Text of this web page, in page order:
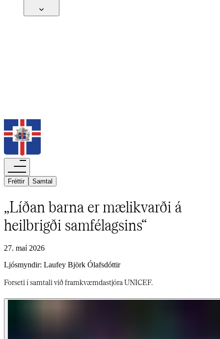
Fréttir​​​​‌ ‍ ​‍​‍‌‍ ‌ ​‍‌‍‍‌‌‍‌ ‌‍‍‌‌‍ ‍​‍​‍​ ‍‍​‍​‍‌ ​ ‌‍​‌‌‍ ‍‌‍‍‌‌ ‌​‌ ‍‌​‍ ‍‌‍‍‌‌‍ ​‍​‍​‍ ​​‍​‍‌‍‍​‌ ​‍‌‍‌‌‌‍‌‍​‍​‍​ ‍‍​‍​‍‌‍‍​‌ ‌​‌ ‌​‌ ​​‌ ​ ​‍ ​‍ ‌‍‌‍‌‍ ‌ ​‍‌ ​ ‌‍‌‌‌ ‌​‌‍‍‌​‍ ‌‌‍‍‌‌ ​ ‌‍ ​‌‍​‌‌‍ ‍‌‍‌​‌ ​ ​‍ ‍‌ ‌‍‌‍‌‌‌ ​‍‌‍​ ‌‍‌‌‌‍ ​​‍ ‍‌‍​‌‌ ​​‌ ​​​‍ ‌ ​ ‌ ‌​‌ ‌‌‌‍‌​‌‍‍‌‌‍ ​‍ ‌‍‍‌‌‍ ‍‌ ‌​‌‍‌‌‌‍ ‍‌ ‌​​‍ ‌‍‌‌‌‍‌​‌‍‍‌‌ ‌​​‍ ‌‍ ‌‌‍ ‌‍‌​‌‍‌‌​ ‌‌ ​​‌ ​‍‌‍‌‌‌ ​ ‌‍‌‌‌‍ ‍‌ ‌​‌‍​‌‌ ‌​‌‍‍‌‌‍ ‌‍ ‍​ ‍ ‌‍‍‌‌‍‌​​ ‌‌‍​‌‌‍‌‍​ ‌‍‌‍‌‌​ ‌‌‌‍​ ​ ​​​ ‌ ​‍ ‌‌‍​ ​ ‌‍‌‍‌‌​ ‍‌​‍ ‌​ ‌​​ ‌‍​ ‍‌​ ​ ​‍ ‌​ ‍‌​ ​ ​ ​​‌‍‌‌​‍ ‌​ ‍‌​ ​‌​ ​​‌‍‌​‌‍‌‌‌‍‌‌​ ‌‍‌‍‌‌​ ​ ‌‍‌‍‌‍​ ​ ‌‍​ ‍ ‌ ‌​‌ ‍‌‌ ​​‌‍‌‌​ ‌‌ ‌​‌‍​‌‌‍‌ ​ ‍ ‌ ​​‌‍​‌‌ ‌​‌‍‍​​ ‌‌ ‌​‌‍‍‌‌ ‌​‌‍ ​‌‍‌‌​ ‌‍​‍‌‍​‌‌ ​ ‌‍‌‌‌‌‌‌‌ ​‍‌‍ ​​ ‌‌‍‍​‌ ‌​‌ ‌​‌ ​​‌ ​ ​‍‌‌​ ​‍‌​‌‍​‍‌‌​ ​‍‌​‌‍‌‍‌‍‌‍ ‌ ​‍‌ ​ ‌‍‌‌‌ ‌​‌‍‍‌​‍ ‌‌‍‍‌‌ ​ ‌‍ ​‌‍​‌‌‍ ‍‌‍‌​‌ ​ ​‍ ‍‌ ‌‍‌‍‌‌‌ ​‍‌‍​ ‌‍‌‌‌‍ ​​‍ ‍‌‍​‌‌ ​​‌ ​​​‍‌‌​ ​‍‌​‌‍‌ ​ ‌ ‌​‌ ‌‌‌‍‌​‌‍‍‌‌‍ ​‍‌‍‌‍‍‌‌‍‌​​ ‌‌‍​‌‌‍‌‍​ ‌‍‌‍‌‌​ ‌‌‌‍​ ​ ​​​ ‌ ​‍ ‌‌‍​ ​ ‌‍‌‍‌‌​ ‍‌​‍ ‌​ ‌​​ ‌‍​ ‍‌​ ​ ​‍ ‌​ ‍‌​ ​ ​ ​​‌‍‌‌​‍ ‌​ ‍‌​ ​‌​ ​​‌‍‌​‌‍‌‌‌‍‌‌​ ‌‍‌‍‌‌​ ​ ‌‍‌‍‌‍​ ​ ‌‍​‍‌‍‌ ‌​‌ ‍‌‌ ​​‌‍‌‌​ ‌‌ ‌​‌‍​‌‌‍‌ ​‍‌‍‌ ​​‌‍​‌‌ ‌​‌‍‍​​ ‌‌ ‌​‌‍‍‌‌ ‌​‌‍ ​‌‍‌‌​‍‌‍‌ ​​‌‍‌‌‌ ​‍‌ ​ ‌ ​​‌‍‌‌‌‍​ ‌ ‌​‌‍‍‌‌ ‌‍‌‍‌‌​ ‌‌ ​​‌ ‌‌‌‍​‍‌‍ ​‌‍‍‌‌ ​ ‌‍‍​‌‍‌‌‌‍‌​​‍​‍‌ ‌ Samtal​​​​‌ ‍ ​‍​‍‌‍ ‌ ​‍‌‍‍‌‌‍‌ ‌‍‍‌‌‍ ‍​‍​‍​ ‍‍​‍​‍‌ ​ ‌‍​‌‌‍ ‍‌‍‍‌‌ ‌​‌ ‍‌​‍ ‍‌‍‍‌‌‍ ​‍​‍​‍ ​​‍​‍‌‍‍​‌ ​‍‌‍‌‌‌‍‌‍​‍​‍​ ‍‍​‍​‍‌‍‍​‌ ‌​‌ ‌​‌ ​​‌ ​ ​‍ ​‍ ‌‍‌‍‌‍ ‌ ​‍‌ ​ ‌‍‌‌‌ ‌​‌‍‍‌​‍ ‌‌‍‍‌‌ ​ ‌‍ ​‌‍​‌‌‍ ‍‌‍‌​‌ ​ ​‍ ‍‌ ‌‍‌‍‌‌‌ ​‍‌‍​ ‌‍‌‌‌‍ ​​‍ ‍‌‍​‌‌ ​​‌ ​​​‍ ‌ ​ ‌ ‌​‌ ‌‌‌‍‌​‌‍‍‌‌‍ ​‍ ‌‍‍‌‌‍ ‍‌ ‌​‌‍‌‌‌‍ ‍‌ ‌​​‍ ‌‍‌‌‌‍‌​‌‍‍‌‌ ‌​​‍ ‌‍ ‌‌‍ ‌‍‌​‌‍‌‌​ ‌‌ ​​‌ ​‍‌‍‌‌‌ ​ ‌‍‌‌‌‍ ‍‌ ‌​‌‍​‌‌ ‌​‌‍‍‌‌‍ ‌‍ ‍​ ‍ ‌‍‍‌‌‍‌​​ ‌​ ‍​​ ‌ ‌‍‌​​ ‌‌​ ​​​ ‍‌​ ​‍​ ‌‍​‍ ‌​ ‌‌‌‍‌‍​ ‌​‌‍‌‌​‍ ‌​ ‌​​ ​​‌‍​ ​ ​‌​‍ ‌‌‍​‌​ ‌​‌‍​ ​ ‍​​‍ ‌​ ‌‌​ ‌‍​ ‌​‌‍‌‌​ ‌‍​ ‌ ​ ‌ ‌‍‌‍​ ​​​ ​​‌‍‌‍​ ​ ​ ‍ ‌ ‌​‌ ‍‌‌ ​​‌‍‌‌​ ‌‌ ‌​‌‍​‌‌‍‌ ​ ‍ ‌ ​​‌‍​‌‌ ‌​‌‍‍​​ ‌‌ ‌​‌‍‍‌‌ ‌​‌‍ ​‌‍‌‌​ ‌‍​‍‌‍​‌‌ ​ ‌‍‌‌‌‌‌‌‌ ​‍‌‍ ​​ ‌‌‍‍​‌ ‌​‌ ‌​‌ ​​‌ ​ ​‍‌‌​ ​‍‌​‌‍​‍‌‌​ ​‍‌​‌‍‌‍‌‍‌‍ ‌ ​‍‌ ​ ‌‍‌‌‌ ‌​‌‍‍‌​‍ ‌‌‍‍‌‌ ​ ‌‍ ​‌‍​‌‌‍ ‍‌‍‌​‌ ​ ​‍ ‍‌ ‌‍‌‍‌‌‌ ​‍‌‍​ ‌‍‌‌‌‍ ​​‍ ‍‌‍​‌‌ ​​‌ ​​​‍‌‌​ ​‍‌​‌‍‌ ​ ‌ ‌​‌ ‌‌‌‍‌​‌‍‍‌‌‍ ​‍‌‍‌‍‍‌‌‍‌​​ ‌​ ‍​​ ‌ ‌‍‌​​ ‌‌​ ​​​ ‍‌​ ​‍​ ‌‍​‍ ‌​ ‌‌‌‍‌‍​ ‌​‌‍‌‌​‍ ‌​ ‌​​ ​​‌‍​ ​ ​‌​‍ ‌‌‍​‌​ ‌​‌‍​ ​ ‍​​‍ ‌​ ‌‌​ ‌‍​ ‌​‌‍‌‌​ ‌‍​ ‌ ​ ‌ ‌‍‌‍​ ​​​ ​​‌‍‌‍​ ​ ​‍‌‍‌ ‌​‌ ‍‌‌ ​​‌‍‌‌​ ‌‌ ‌​‌‍​‌‌‍‌ ​‍‌‍‌ ​​‌‍​‌‌ ‌​‌‍‍​​ ‌‌ ‌​‌‍‍‌‌ ‌​‌‍ ​‌‍‌‌​‍‌‍‌ ​​‌‍‌‌‌ ​‍‌ ​ ‌ ​​‌‍‌‌‌‍​ ‌ ‌​‌‍‍‌‌ ‌‍‌‍‌‌​ ‌‌ ​​‌ ‌‌‌‍​‍‌‍ ​‌‍‍‌‌ ​ ‌‍‍​‌‍‌‌‌‍‌​​‍​‍‌ ‌
„Líðan barna er mælikvarði á
heilbrigði samfélagsins“​​​​‌ ‍ ​‍​‍‌‍ ‌ ​‍‌‍‍‌‌‍‌ ‌‍‍‌‌‍ ‍​‍​‍​ ‍‍​‍​‍‌ ​ ‌‍​‌‌‍ ‍‌‍‍‌‌ ‌​‌ ‍‌​‍ ‍‌‍‍‌‌‍ ​‍​‍​‍ ​​‍​‍‌‍‍​‌ ​‍‌‍‌‌‌‍‌‍​‍​‍​ ‍‍​‍​‍‌‍‍​‌ ‌​‌ ‌​‌ ​​‌ ​ ​‍ ​‍ ‌‍‌‍‌‍ ‌ ​‍‌ ​ ‌‍‌‌‌ ‌​‌‍‍‌​‍ ‌‌‍‍‌‌ ​ ‌‍ ​‌‍​‌‌‍ ‍‌‍‌​‌ ​ ​‍ ‍‌ ‌‍‌‍‌‌‌ ​‍‌‍​ ‌‍‌‌‌‍ ​​‍ ‍‌‍​‌‌ ​​‌ ​​​‍ ‌ ​ ‌ ‌​‌ ‌‌‌‍‌​‌‍‍‌‌‍ ​‍ ‌‍‍‌‌‍ ‍‌ ‌​‌‍‌‌‌‍ ‍‌ ‌​​‍ ‌‍‌‌‌‍‌​‌‍‍‌‌ ‌​​‍ ‌‍ ‌‌‍ ‌‍‌​‌‍‌‌​ ‌‌ ​​‌ ​‍‌‍‌‌‌ ​ ‌‍‌‌‌‍ ‍‌ ‌​‌‍​‌‌ ‌​‌‍‍‌‌‍ ‌‍ ‍​ ‍ ‌‍‍‌‌‍‌​​ ‌​ ‌‍‌‍‌‍​ ‍‌​ ‍‌‌‍‌‌​ ‌ ‌‍​‍‌‍​‌​‍ ‌​ ​ ‌‍‌​‌‍‌​​ ‍‌​‍ ‌​ ‌​‌‍​ ​ ‍‌‌‍‌​​‍ ‌​ ‍​‌‍‌‍‌‍‌‌​ ‌ ​‍ ‌​ ‌​​ ​​‌‍‌‍​ ​ ‌‍​ ‌‍‌​​ ‍​​ ‌ ​ ‍​​ ‍​‌‍‌‌​ ​​​ ‍ ‌ ‌​‌ ‍‌‌ ​​‌‍‌‌​ ‌‌‍ ‍‌‍‌‌‌ ‌ ‌ ​ ​ ‍ ‌ ​​‌‍​‌‌ ‌​‌‍‍​​ ‌‌ ‌​‌‍‍‌‌ ‌​‌‍ ​‌‍‌‌​ ‌‍​‍‌‍​‌‌ ​ ‌‍‌‌‌‌‌‌‌ ​‍‌‍ ​​ ‌‌‍‍​‌ ‌​‌ ‌​‌ ​​‌ ​ ​‍‌‌​ ​‍‌​‌‍​‍‌‌​ ​‍‌​‌‍‌‍‌‍‌‍ ‌ ​‍‌ ​ ‌‍‌‌‌ ‌​‌‍‍‌​‍ ‌‌‍‍‌‌ ​ ‌‍ ​‌‍​‌‌‍ ‍‌‍‌​‌ ​ ​‍ ‍‌ ‌‍‌‍‌‌‌ ​‍‌‍​ ‌‍‌‌‌‍ ​​‍ ‍‌‍​‌‌ ​​‌ ​​​‍‌‌​ ​‍‌​‌‍‌ ​ ‌ ‌​‌ ‌‌‌‍‌​‌‍‍‌‌‍ ​‍‌‍‌‍‍‌‌‍‌​​ ‌​ ‌‍‌‍‌‍​ ‍‌​ ‍‌‌‍‌‌​ ‌ ‌‍​‍‌‍​‌​‍ ‌​ ​ ‌‍‌​‌‍‌​​ ‍‌​‍ ‌​ ‌​‌‍​ ​ ‍‌‌‍‌​​‍ ‌​ ‍​‌‍‌‍‌‍‌‌​ ‌ ​‍ ‌​ ‌​​ ​​‌‍‌‍​ ​ ‌‍​ ‌‍‌​​ ‍​​ ‌ ​ ‍​​ ‍​‌‍‌‌​ ​​​‍‌‍‌ ‌​‌ ‍‌‌ ​​‌‍‌‌​ ‌‌‍ ‍‌‍‌‌‌ ‌ ‌ ​ ​‍‌‍‌ ​​‌‍​‌‌ ‌​‌‍‍​​ ‌‌ ‌​‌‍‍‌‌ ‌​‌‍ ​‌‍‌‌​‍‌‍‌ ​​‌‍‌‌‌ ​‍‌ ​ ‌ ​​‌‍‌‌‌‍​ ‌ ‌​‌‍‍‌‌ ‌‍‌‍‌‌​ ‌‌ ​​‌ ‌‌‌‍​‍‌‍ ​‌‍‍‌‌ ​ ‌‍‍​‌‍‌‌‌‍‌​​‍​‍‌ ‌
27. maí 2026
Ljósmyndir: Laufey Björk Ólafsdóttir ​​​​‌ ‍ ​‍​‍‌‍ ‌ ​‍‌‍‍‌‌‍‌ ‌‍‍‌‌‍ ‍​‍​‍​ ‍‍​‍​‍‌ ​ ‌‍​‌‌‍ ‍‌‍‍‌‌ ‌​‌ ‍‌​‍ ‍‌‍‍‌‌‍ ​‍​‍​‍ ​​‍​‍‌‍‍​‌ ​‍‌‍‌‌‌‍‌‍​‍​‍​ ‍‍​‍​‍‌‍‍​‌ ‌​‌ ‌​‌ ​​‌ ​ ​‍ ​‍ ‌‍‌‍‌‍ ‌ ​‍‌ ​ ‌‍‌‌‌ ‌​‌‍‍‌​‍ ‌‌‍‍‌‌ ​ ‌‍ ​‌‍​‌‌‍ ‍‌‍‌​‌ ​ ​‍ ‍‌ ‌‍‌‍‌‌‌ ​‍‌‍​ ‌‍‌‌‌‍ ​​‍ ‍‌‍​‌‌ ​​‌ ​​​‍ ‌ ​ ‌ ‌​‌ ‌‌‌‍‌​‌‍‍‌‌‍ ​‍ ‌‍‍‌‌‍ ‍‌ ‌​‌‍‌‌‌‍ ‍‌ ‌​​‍ ‌‍‌‌‌‍‌​‌‍‍‌‌ ‌​​‍ ‌‍ ‌‌‍ ‌‍‌​‌‍‌‌​ ‌‌ ​​‌ ​‍‌‍‌‌‌ ​ ‌‍‌‌‌‍ ‍‌ ‌​‌‍​‌‌ ‌​‌‍‍‌‌‍ ‌‍ ‍​ ‍ ‌‍‍‌‌‍‌​​ ‌​ ‌‍‌‍‌‍​ ‍‌​ ‍‌‌‍‌‌​ ‌ ‌‍​‍‌‍​‌​‍ ‌​ ​ ‌‍‌​‌‍‌​​ ‍‌​‍ ‌​ ‌​‌‍​ ​ ‍‌‌‍‌​​‍ ‌​ ‍​‌‍‌‍‌‍‌‌​ ‌ ​‍ ‌​ ‌​​ ​​‌‍‌‍​ ​ ‌‍​ ‌‍‌​​ ‍​​ ‌ ​ ‍​​ ‍​‌‍‌‌​ ​​​ ‍ ‌ ‌​‌ ‍‌‌ ​​‌‍‌‌​ ‌‌‍ ‍‌‍‌‌‌ ‌ ‌ ​ ​ ‍ ‌ ​​‌‍​‌‌ ‌​‌‍‍​​ ‌‌‍‍‌‌‍ ‌‌‍​‌‌‍‌ ‌‍‌‌‌​​ ‌ ​‍‌‍‌‌‌‍‌​‌‍‍‌‌ ‌​‌ ​ ​ ‌‍​‍‌‍​‌‌ ​ ‌‍‌‌‌‌‌‌‌ ​‍‌‍ ​​ ‌‌‍‍​‌ ‌​‌ ‌​‌ ​​‌ ​ ​‍‌‌​ ​‍‌​‌‍​‍‌‌​ ​‍‌​‌‍‌‍‌‍‌‍ ‌ ​‍‌ ​ ‌‍‌‌‌ ‌​‌‍‍‌​‍ ‌‌‍‍‌‌ ​ ‌‍ ​‌‍​‌‌‍ ‍‌‍‌​‌ ​ ​‍ ‍‌ ‌‍‌‍‌‌‌ ​‍‌‍​ ‌‍‌‌‌‍ ​​‍ ‍‌‍​‌‌ ​​‌ ​​​‍‌‌​ ​‍‌​‌‍‌ ​ ‌ ‌​‌ ‌‌‌‍‌​‌‍‍‌‌‍ ​‍‌‍‌‍‍‌‌‍‌​​ ‌​ ‌‍‌‍‌‍​ ‍‌​ ‍‌‌‍‌‌​ ‌ ‌‍​‍‌‍​‌​‍ ‌​ ​ ‌‍‌​‌‍‌​​ ‍‌​‍ ‌​ ‌​‌‍​ ​ ‍‌‌‍‌​​‍ ‌​ ‍​‌‍‌‍‌‍‌‌​ ‌ ​‍ ‌​ ‌​​ ​​‌‍‌‍​ ​ ‌‍​ ‌‍‌​​ ‍​​ ‌ ​ ‍​​ ‍​‌‍‌‌​ ​​​‍‌‍‌ ‌​‌ ‍‌‌ ​​‌‍‌‌​ ‌‌‍ ‍‌‍‌‌‌ ‌ ‌ ​ ​‍‌‍‌ ​​‌‍​‌‌ ‌​‌‍‍​​ ‌‌‍‍‌‌‍ ‌‌‍​‌‌‍‌ ‌‍‌‌‌​​ ‌ ​‍‌‍‌‌‌‍‌​‌‍‍‌‌ ‌​‌ ​ ​‍‌‍‌ ​​‌‍‌‌‌ ​‍‌ ​ ‌ ​​‌‍‌‌‌‍​ ‌ ‌​‌‍‍‌‌ ‌‍‌‍‌‌​ ‌‌ ​​‌ ‌‌‌‍​‍‌‍ ​‌‍‍‌‌ ​ ‌‍‍​‌‍‌‌‌‍‌​​‍​‍‌ ‌
Forseti í samtali við framkvæmdastjóra UNICEF.​​​​‌ ‍ ​‍​‍‌‍ ‌ ​‍‌‍‍‌‌‍‌ ‌‍‍‌‌‍ ‍​‍​‍​ ‍‍​‍​‍‌ ​ ‌‍​‌‌‍ ‍‌‍‍‌‌ ‌​‌ ‍‌​‍ ‍‌‍‍‌‌‍ ​‍​‍​‍ ​​‍​‍‌‍‍​‌ ​‍‌‍‌‌‌‍‌‍​‍​‍​ ‍‍​‍​‍‌‍‍​‌ ‌​‌ ‌​‌ ​​‌ ​ ​‍ ​‍ ‌‍‌‍‌‍ ‌ ​‍‌ ​ ‌‍‌‌‌ ‌​‌‍‍‌​‍ ‌‌‍‍‌‌ ​ ‌‍ ​‌‍​‌‌‍ ‍‌‍‌​‌ ​ ​‍ ‍‌ ‌‍‌‍‌‌‌ ​‍‌‍​ ‌‍‌‌‌‍ ​​‍ ‍‌‍​‌‌ ​​‌ ​​​‍ ‌ ​ ‌ ‌​‌ ‌‌‌‍‌​‌‍‍‌‌‍ ​‍ ‌‍‍‌‌‍ ‍‌ ‌​‌‍‌‌‌‍ ‍‌ ‌​​‍ ‌‍‌‌‌‍‌​‌‍‍‌‌ ‌​​‍ ‌‍ ‌‌‍ ‌‍‌​‌‍‌‌​ ‌‌ ​​‌ ​‍‌‍‌‌‌ ​ ‌‍‌‌‌‍ ‍‌ ‌​‌‍​‌‌ ‌​‌‍‍‌‌‍ ‌‍ ‍​ ‍ ‌‍‍‌‌‍‌​​ ‌​ ‌‍‌‍‌‍​ ‍‌​ ‍‌‌‍‌‌​ ‌ ‌‍​‍‌‍​‌​‍ ‌​ ​ ‌‍‌​‌‍‌​​ ‍‌​‍ ‌​ ‌​‌‍​ ​ ‍‌‌‍‌​​‍ ‌​ ‍​‌‍‌‍‌‍‌‌​ ‌ ​‍ ‌​ ‌​​ ​​‌‍‌‍​ ​ ‌‍​ ‌‍‌​​ ‍​​ ‌ ​ ‍​​ ‍​‌‍‌‌​ ​​​ ‍ ‌ ‌​‌ ‍‌‌ ​​‌‍‌‌​ ‌‌‍ ‍‌‍‌‌‌ ‌ ‌ ​ ​ ‍ ‌ ​​‌‍​‌‌ ‌​‌‍‍​​ ‌‌‍‌​‌‍‌‌‌ ​ ‌‍​ ‌ ​‍‌‍‍‌‌ ​​‌ ‌​‌‍‍‌‌‍ ‌‍ ‍​ ‌‍​‍‌‍​‌‌ ​ ‌‍‌‌‌‌‌‌‌ ​‍‌‍ ​​ ‌‌‍‍​‌ ‌​‌ ‌​‌ ​​‌ ​ ​‍‌‌​ ​‍‌​‌‍​‍‌‌​ ​‍‌​‌‍‌‍‌‍‌‍ ‌ ​‍‌ ​ ‌‍‌‌‌ ‌​‌‍‍‌​‍ ‌‌‍‍‌‌ ​ ‌‍ ​‌‍​‌‌‍ ‍‌‍‌​‌ ​ ​‍ ‍‌ ‌‍‌‍‌‌‌ ​‍‌‍​ ‌‍‌‌‌‍ ​​‍ ‍‌‍​‌‌ ​​‌ ​​​‍‌‌​ ​‍‌​‌‍‌ ​ ‌ ‌​‌ ‌‌‌‍‌​‌‍‍‌‌‍ ​‍‌‍‌‍‍‌‌‍‌​​ ‌​ ‌‍‌‍‌‍​ ‍‌​ ‍‌‌‍‌‌​ ‌ ‌‍​‍‌‍​‌​‍ ‌​ ​ ‌‍‌​‌‍‌​​ ‍‌​‍ ‌​ ‌​‌‍​ ​ ‍‌‌‍‌​​‍ ‌​ ‍​‌‍‌‍‌‍‌‌​ ‌ ​‍ ‌​ ‌​​ ​​‌‍‌‍​ ​ ‌‍​ ‌‍‌​​ ‍​​ ‌ ​ ‍​​ ‍​‌‍‌‌​ ​​​‍‌‍‌ ‌​‌ ‍‌‌ ​​‌‍‌‌​ ‌‌‍ ‍‌‍‌‌‌ ‌ ‌ ​ ​‍‌‍‌ ​​‌‍​‌‌ ‌​‌‍‍​​ ‌‌‍‌​‌‍‌‌‌ ​ ‌‍​ ‌ ​‍‌‍‍‌‌ ​​‌ ‌​‌‍‍‌‌‍ ‌‍ ‍​‍‌‍‌ ​​‌‍‌‌‌ ​‍‌ ​ ‌ ​​‌‍‌‌‌‍​ ‌ ‌​‌‍‍‌‌ ‌‍‌‍‌‌​ ‌‌ ​​‌ ‌‌‌‍​‍‌‍ ​‌‍‍‌‌ ​ ‌‍‍​‌‍‌‌‌‍‌​​‍​‍‌ ‌